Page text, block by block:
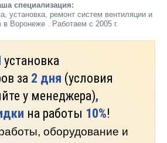
специализация:
установка, ремонт систем вентиляции и
в Воронеже . Работаем с 2005 г.
установка
за 2 дня (условия
у менеджера),
на работы 10%!
оборудование и